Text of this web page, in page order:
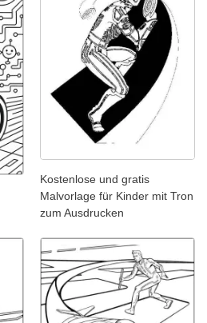
Kostenlose und gratis
Malvorlage für Kinder mit Tron
zum Ausdrucken